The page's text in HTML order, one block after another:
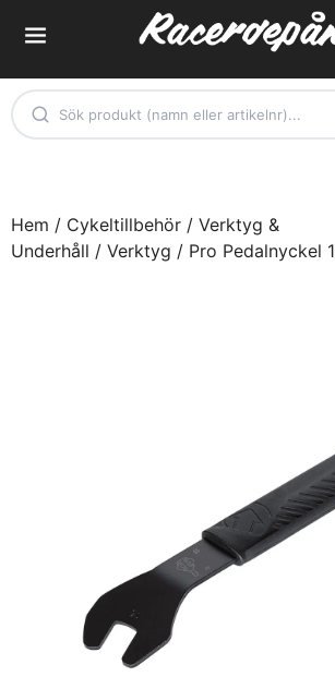
Hem / Cykeltillbehör / Verktyg &
Underhåll / Verktyg / Pro Pedalnyckel